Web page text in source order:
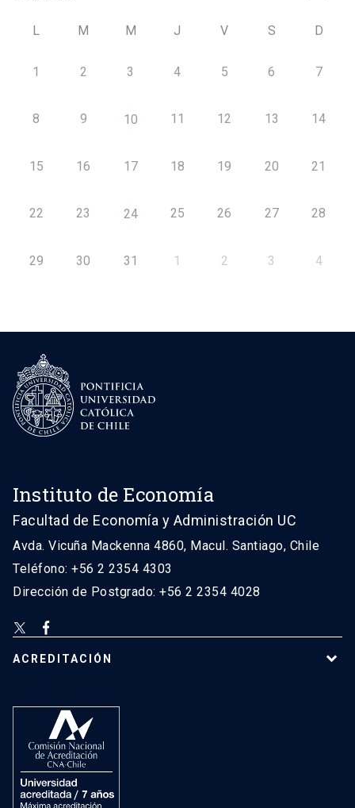
L M M J V S D
1 2 3 4 5 6 7
8 9 10 11 12 13 14
15 16 17 18 19 20 21
22 23 24 25 26 27 28
29 30 31 1 2 3 4
Instituto de Economía
Facultad de Economía y Administración UC
Avda. Vicuña Mackenna 4860, Macul. Santiago, Chile
Teléfono: +56 2 2354 4303
Dirección de Postgrado: +56 2 2354 4028
ACREDITACIÓN